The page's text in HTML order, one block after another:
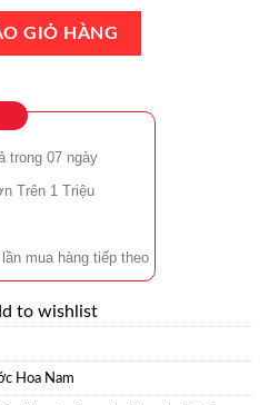
Beau Le Parfum EDP Intense 125ml
GIỎ HÀNG
trong 07 ngày
Trên 1 Triệu
mua hàng tiếp theo
to wishlist
Hoa Nam